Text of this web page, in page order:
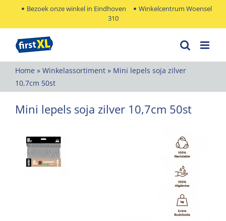
Bezoek onze winkel in Eindhoven
Winkelcentrum Woensel
310
Home » Winkelassortiment » Mini lepels soja zilver
10,7cm 50st
Mini lepels soja zilver 10,7cm 50st